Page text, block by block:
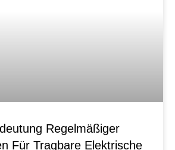
Regelmäßiger
Für Tragbare Elektrische